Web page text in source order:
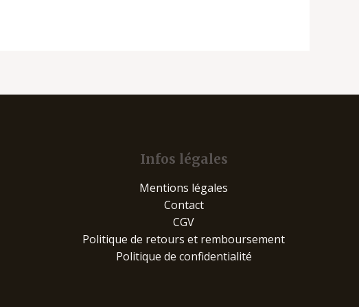
Infos légales
Mentions légales
Contact
CGV
Politique de retours et remboursement
Politique de confidentialité